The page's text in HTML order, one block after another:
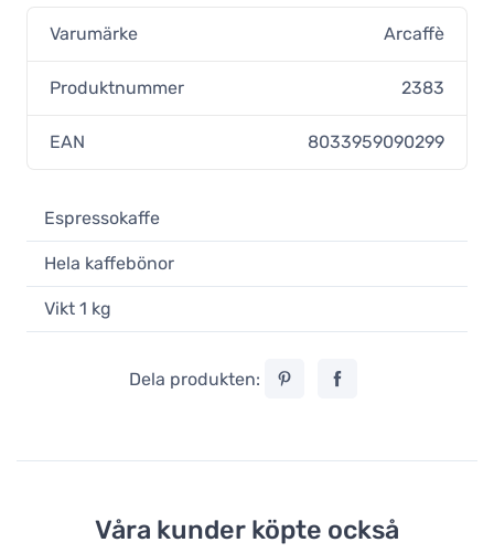
Varumärke Arcaffè
Produktnummer 2383
EAN 8033959090299
Espressokaffe
Hela kaffebönor
Vikt 1 kg
Dela produkten:
Våra kunder köpte också